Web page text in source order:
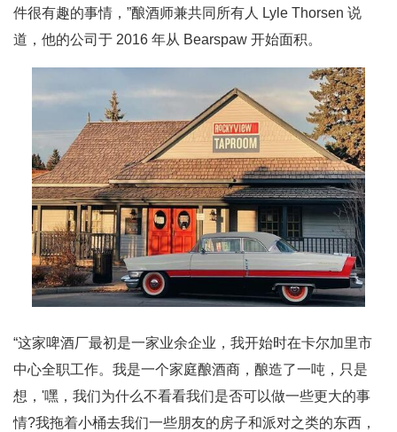
件很有趣的事情，”酿酒师兼共同所有人 Lyle Thorsen 说
道，他的公司于 2016 年从 Bearspaw 开始面积。
“这家啤酒厂最初是一家业余企业，我开始时在卡尔加里市
中心全职工作。我是一个家庭酿酒商，酿造了一吨，只是
想，'嘿，我们为什么不看看我们是否可以做一些更大的事
情?我拖着小桶去我们一些朋友的房子和派对之类的东西，